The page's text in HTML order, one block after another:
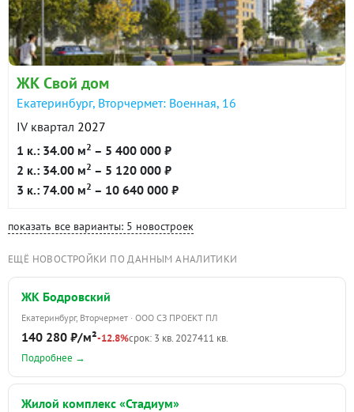
ЖК Свой дом
Екатеринбург, Вторчермет: Военная, 16
IV квартал 2027
1 к.: 34.00 м2 – 5 400 000 ₽
2 к.: 34.00 м2 – 5 120 000 ₽
3 к.: 74.00 м2 – 10 640 000 ₽
показать все варианты: 5 новостроек
ЕЩЁ НОВОСТРОЙКИ ПО ДАННЫМ АНАЛИТИКИ
ЖК Бодровский
Екатеринбург, Вторчермет · ООО СЗ ПРОЕКТ ПЛ
140 280 ₽/м²-12.8%срок: 3 кв. 2027411 кв.
Подробнее →
Жилой комплекс «Стадиум»